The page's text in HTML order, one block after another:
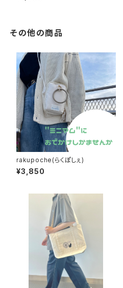
その他の商品
rakupoche(らくぽしぇ)
¥3,850